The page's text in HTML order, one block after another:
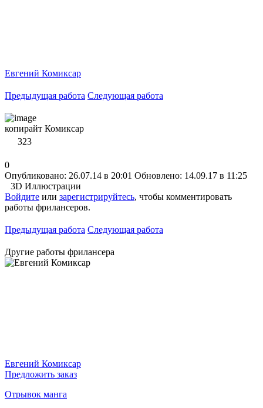
Евгений Комиксар
Предыдущая работа Следующая работа
копирайт Комиксар
323
0
Опубликовано: 26.07.14 в 20:01 Обновлено: 14.09.17 в 11:25
3D Иллюстрации
Войдите или зарегистрируйтесь, чтобы комментировать
работы фрилансеров.
Предыдущая работа Следующая работа
Другие работы фрилансера
Евгений Комиксар
Предложить заказ
Отрывок манга